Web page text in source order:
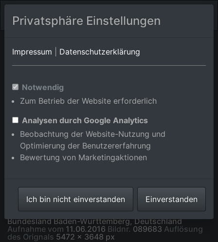
Orts-Album von Wertheim/Mondfeld
Württemberg,Deutschland
Im Shop bestellen
St. Martin im Ortsteil Mondfeld in Wertheim im
Bundesland Baden-Württemberg, Deutschland
Aufnahme vom 11.06.2016 Bildnr. 089683 Auflösung
des Orignals 5472 x 3648 px
Privatsphäre Einstellungen
Impressum Datenschutzerklärung
Notwendig
Zum Betrieb der Website erforderlich
Analysen durch Google Analytics
Beobachtung der Website-Nutzung und
Optimierung der Benutzererfahrung
Bewertung von Marketingaktionen
Ich bin nicht einverstanden Einverstanden